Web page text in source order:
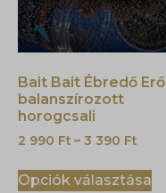
Bait Bait Ébredő Erő
balanszírozott
horogcsali
2 990 Ft – 3 390 Ft
Opciók választása